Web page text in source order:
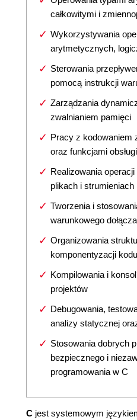
całkowitymi i
Wykorzystywania
arytmetycznych,
Sterowania
pomocą instrukcji
Zarządzania
zwalnianiem pamięci
Pracy z kodowaniem
oraz funkcjami
Realizowania
plikach i strumieniach
Tworzenia i
warunkowego
Organizowania
komponentyzacji kodu
Kompilowania i
projektów
Debugowania,
analizy statycznej
Stosowania dobrych
bezpiecznego i
programowania w C
C jest systemowym